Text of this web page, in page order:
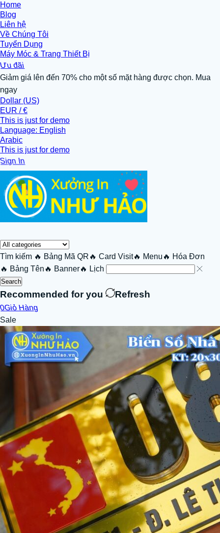
Home
Blog
Liên hệ
Về Chúng Tôi
Tuyển Dụng
Máy Móc & Trang Thiết Bị
đãi
Giảm giá lên đến 70% cho một số mặt hàng được chọn. Mua
ngay
Dollar (US)
EUR / €
This is just for demo
Language: English
Arabic
This is just for demo
In
Tìm kiếm 🔥 Bảng Mã QR 🔥 Card Visit🔥 Menu 🔥 Hóa Đơn
🔥 Bảng Tên 🔥 Banner🔥 Lịch
Search
Recommended for you Refresh
Giỏ Hàng
Sale